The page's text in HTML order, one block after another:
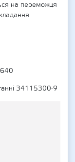
на переможця
34115300-9